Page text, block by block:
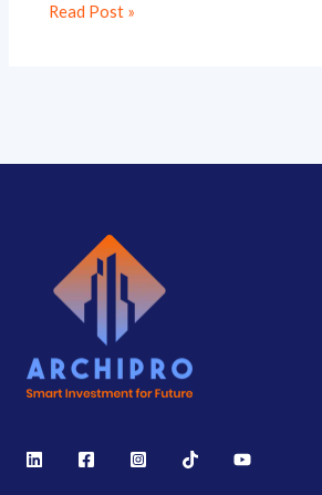
Read Post »